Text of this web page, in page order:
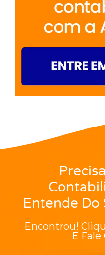
Entende Do
Encontrou!
E Fale